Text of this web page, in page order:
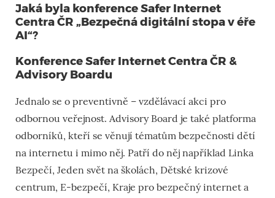
Jaká byla konference Safer Internet
Centra ČR „Bezpečná digitální stopa v éře
AI“?
Konference Safer Internet Centra ČR &
Advisory Boardu
Jednalo se o preventivně – vzdělávací akci pro
odbornou veřejnost. Advisory Board je také platforma
odborníků, kteří se věnují tématům bezpečnosti dětí
na internetu i mimo něj. Patří do něj například Linka
Bezpečí, Jeden svět na školách, Dětské krizové
centrum, E-bezpečí, Kraje pro bezpečný internet a